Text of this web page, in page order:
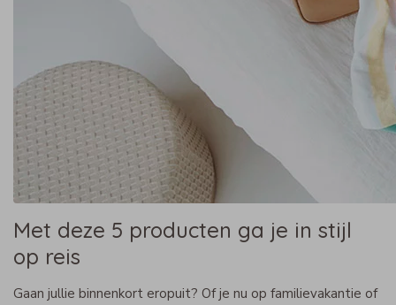
Met deze 5 producten ga je in stijl
op reis
Gaan jullie binnenkort eropuit? Of je nu op familievakantie of